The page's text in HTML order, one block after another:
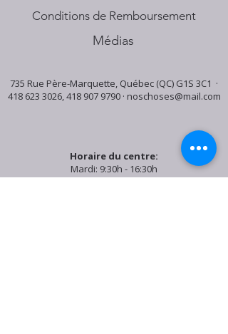
Conditions de Remboursement
Médias
735 Rue Père-Marquette, Québec (QC) G1S 3C1 ·
418 623 3026,418 907 9790· noschoses@mail.com
Horaire du centre:
Mardi: 9:30h - 16:30h
Jeudi: 9:30h - 19:00h